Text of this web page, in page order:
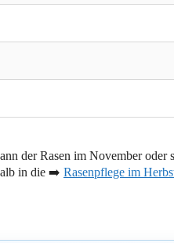
der Rasen im November
in die ➡️ Rasenpflege im